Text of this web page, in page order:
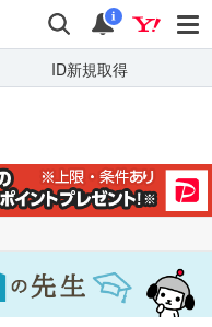
検索 通知
i
ID新規取得
キーワードで
質問を探す